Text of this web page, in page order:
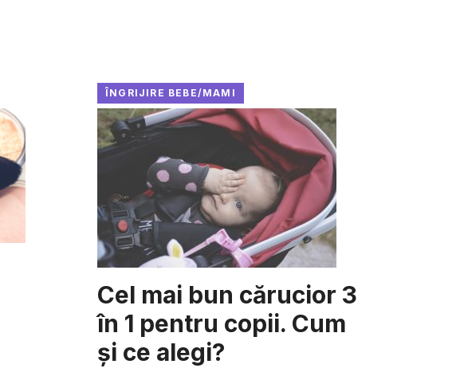
ÎNGRIJIRE BEBE/MAMI
Cel mai bun cărucior 3
în 1 pentru copii. Cum
şi ce alegi?